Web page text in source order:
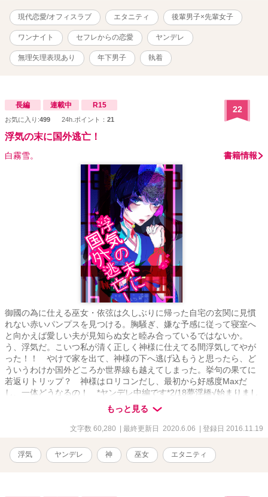
現代恋愛/オフィスラブ エタニティ 後輩男子×先輩女子
ワンナイト セフレからの恋愛 ヤンデレ
無理矢理表現あり 年下男子 執着
長編 連載中 R15
お気に入り:499 24h.ポイント： 21
22
浮気の末に国外逃亡！
白霧雪。 書籍情報
御國の為に仕える巫女・依弦は久しぶりに帰った自宅の玄関に見慣
れない赤いパンプスを見つける。胸騒ぎ、嫌な予感に従って寝室へ
と向かえば愛しい夫が見知らぬ女と睦み合っているではないか。
う、浮気だ。こいつ私が清く正しく神様に仕えてる間浮気してやが
った！！ やけで家を出て、神様の下へ逃げ込もうと思ったら、ど
ういうわけか国外どころか世界線も越えてしまった。挙句の果てに
若返りトリップ？ 神様はロリコンだし、最初から好感度Maxだ
し、一体どうなるの！ *ヤンデレ中編です*2/18夢浮橋√始まりまし
た*なんだか思ってた方向からズレていってる*
もっと見る
文字数 60,280 | 最終更新日 2020.6.06 | 登録日 2016.11.19
浮気 ヤンデレ 神 巫女 エタニティ